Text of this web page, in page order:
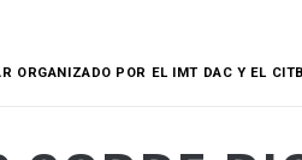
ORGANIZADO POR EL IMT DAC Y EL